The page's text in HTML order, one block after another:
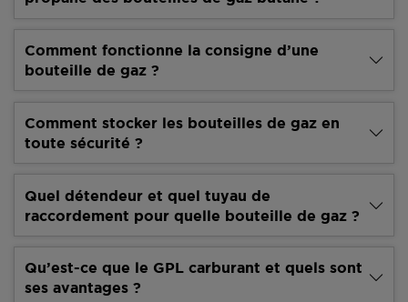
Comment fonctionne la consigne d’une
bouteille de gaz ?
Comment stocker les bouteilles de gaz en
toute sécurité ?
Quel détendeur et quel tuyau de
raccordement pour quelle bouteille de gaz ?
Qu’est-ce que le GPL carburant et quels sont
ses avantages ?